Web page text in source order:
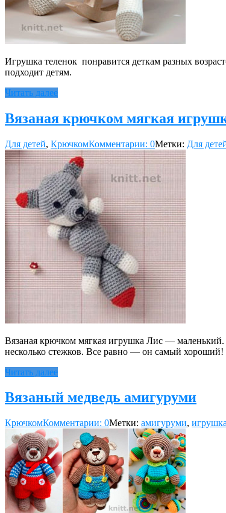
Игрушка теленок понравится деткам разных
подходит детям.
Читать далее
Вязаная крючком мягкая
Для детей, КрючкомКомментарии: 0Метки: Для
Вязаная крючком мягкая игрушка Лис —
не­сколько стежков. Все равно — он самый хороший!
Читать далее
Вязаный медведь амигуруми
КрючкомКомментарии: 0Метки: амигуруми,